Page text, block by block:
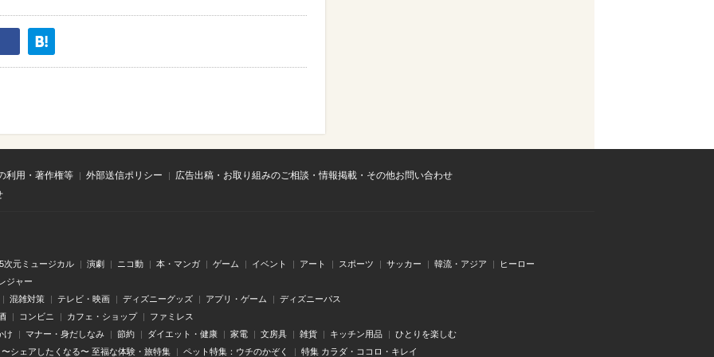
利用・著作権等 外部送信ポリシー
広告出稿・お取り組みのご相談・情報掲載・その他お問い合わせ
次元ミュージカル 演劇 ニコ動 本・マンガ ゲーム イベント アート スポーツ サッカー 韓流・アジア
ヒーロー
ジャー
混雑対策
テレビ・映画 ディズニーグッズ アプリ・ゲーム
ディズニーパス
コンビニ カフェ・ショップ
ファミレス
け
マナー・身だしなみ 節約 ダイエット・健康 家電 文房具 雑貨 キッチン用品
ひとりを楽しむ
〜シェアしたくなる〜 至福な体験・旅特集
ペット特集：ウチのかぞく 特集 カラダ・ココロ・キレイ